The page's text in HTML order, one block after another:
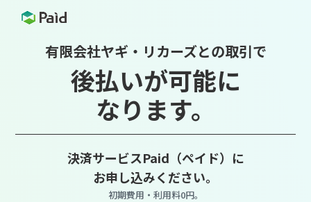
有限会社ヤギ・リカーズとの取引で
後払いが可能に
なります。
決済サービスPaid（ペイド）に
お申し込みください。
初期費用・利用料0円。